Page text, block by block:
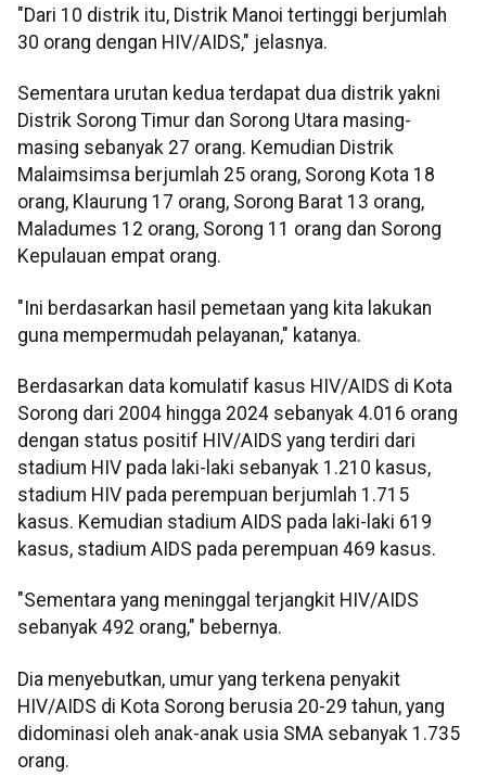
"Dari 10 distrik itu, Distrik Manoi tertinggi berjumlah
30 orang dengan HIV/AIDS," jelasnya.
Sementara urutan kedua terdapat dua distrik yakni
Distrik Sorong Timur dan Sorong Utara masing-
masing sebanyak 27 orang. Kemudian Distrik
Malaimsimsa berjumlah 25 orang, Sorong Kota 18
orang, Klaurung 17 orang, Sorong Barat 13 orang,
Maladumes 12 orang, Sorong 11 orang dan Sorong
Kepulauan empat orang.
"Ini berdasarkan hasil pemetaan yang kita lakukan
guna mempermudah pelayanan," katanya.
Berdasarkan data komulatif kasus HIV/AIDS di Kota
Sorong dari 2004 hingga 2024 sebanyak 4.016 orang
dengan status positif HIV/AIDS yang terdiri dari
stadium HIV pada laki-laki sebanyak 1.210 kasus,
stadium HIV pada perempuan berjumlah 1.715
kasus. Kemudian stadium AIDS pada laki-laki 619
kasus, stadium AIDS pada perempuan 469 kasus.
"Sementara yang meninggal terjangkit HIV/AIDS
sebanyak 492 orang," bebernya.
Dia menyebutkan, umur yang terkena penyakit
HIV/AIDS di Kota Sorong berusia 20-29 tahun, yang
didominasi oleh anak-anak usia SMA sebanyak 1.735
orang.